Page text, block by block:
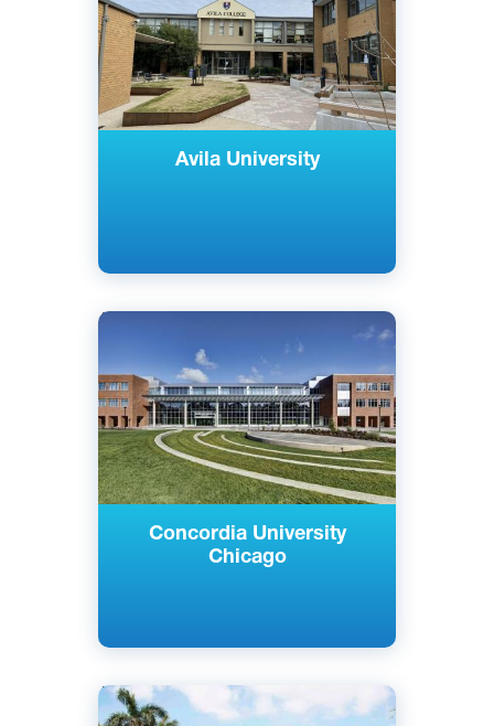
Avila University
Concordia University
Chicago
Английский
Английский
Майами-Гарденс, Флорида, США